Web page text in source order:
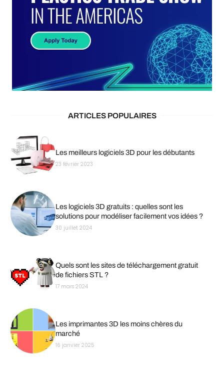
ARTICLES POPULAIRES
Les meilleurs logiciels 3D pour les débutants
23 février 2023
Les logiciels 3D gratuits : quelles sont les
solutions pour modéliser facilement vos idées ?
30 juillet 2024
Quels sont les sites de téléchargement gratuit
de fichiers STL ?
17 mars 2024
Les imprimantes 3D les moins chères du
marché
16 janvier 2025